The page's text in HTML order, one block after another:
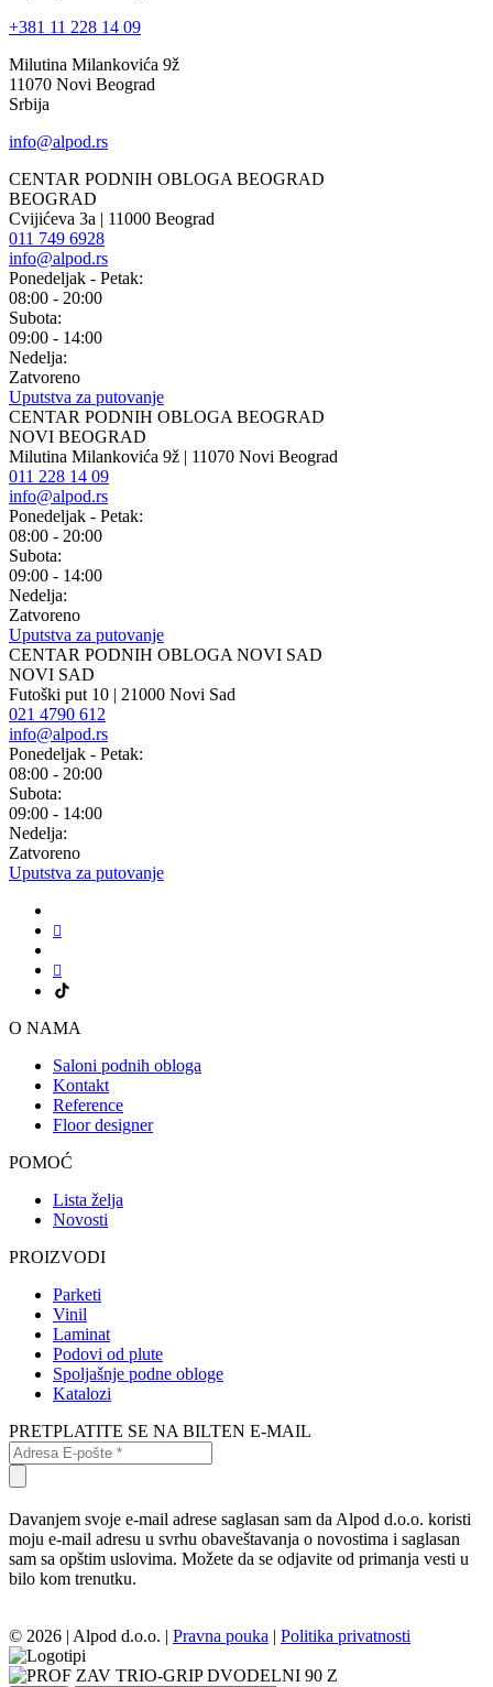
+381 11 228 14 09
Milutina Milankovića 9ž
11070 Novi Beograd
Srbija
info@alpod.rs
CENTAR PODNIH OBLOGA BEOGRAD
BEOGRAD
Cvijićeva 3a | 11000 Beograd
011 749 6928
info@alpod.rs
Ponedeljak - Petak:
08:00 - 20:00
Subota:
09:00 - 14:00
Nedelja:
Zatvoreno
Uputstva za putovanje
CENTAR PODNIH OBLOGA BEOGRAD
NOVI BEOGRAD
Milutina Milankovića 9ž | 11070 Novi Beograd
011 228 14 09
info@alpod.rs
Ponedeljak - Petak:
08:00 - 20:00
Subota:
09:00 - 14:00
Nedelja:
Zatvoreno
Uputstva za putovanje
CENTAR PODNIH OBLOGA NOVI SAD
NOVI SAD
Futoški put 10 | 21000 Novi Sad
021 4790 612
info@alpod.rs
Ponedeljak - Petak:
08:00 - 20:00
Subota:
09:00 - 14:00
Nedelja:
Zatvoreno
Uputstva za putovanje
O NAMA
Saloni podnih obloga
Kontakt
Reference
Floor designer
POMOĆ
Lista želja
Novosti
PROIZVODI
Parketi
Vinil
Laminat
Podovi od plute
Spoljašnje podne obloge
Katalozi
PRETPLATITE SE NA BILTEN E-MAIL
Davanjem svoje e-mail adrese saglasan sam da Alpod d.o.o. koristi
moju e-mail adresu u svrhu obaveštavanja o novostima i saglasan
sam sa opštim uslovima. Možete da se odjavite od primanja vesti u
bilo kom trenutku.
© 2026 | Alpod d.o.o. | Pravna pouka | Politika privatnosti